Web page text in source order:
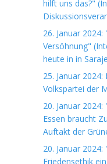
hilft uns das?"
26. Januar
Versöhnung"
heute in in
25. Januar
Volkspartei der
20. Januar
Essen braucht
Auftakt der
20. Januar
Friedensethik